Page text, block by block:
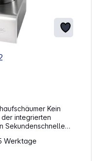
integrierten
kalte Schokolade
Werktage